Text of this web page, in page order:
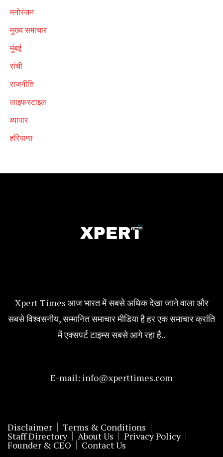
मनोरंजन
मुख्य समाचार
मुंबई
रांची
राजनीति
लाइफस्टाइल
व्यापार
हरियाणा
Xpert Times आज भारत में सबसे अधिक देखा जाने वाला और
सबसे विश्वसनीय, सम्मानित समाचार मीडिया है हर एक समाचार क्रांति
में एक्सपर्ट टाइम्स सबसे आगे रहा है..
E-mail: info@xperttimes.com
Disclaimer Terms & Conditions
Staff Directory About Us Privacy Policy
Founder & CEO Contact Us